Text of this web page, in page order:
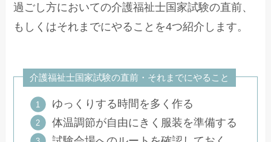
過ごし方においての介護福祉士国家試験の直前、
もしくはそれまでにやることを4つ紹介します。
介護福祉士国家試験の直前・それまでにやること
ゆっくりする時間を多く作る
体温調節が自由にきく服装を準備する